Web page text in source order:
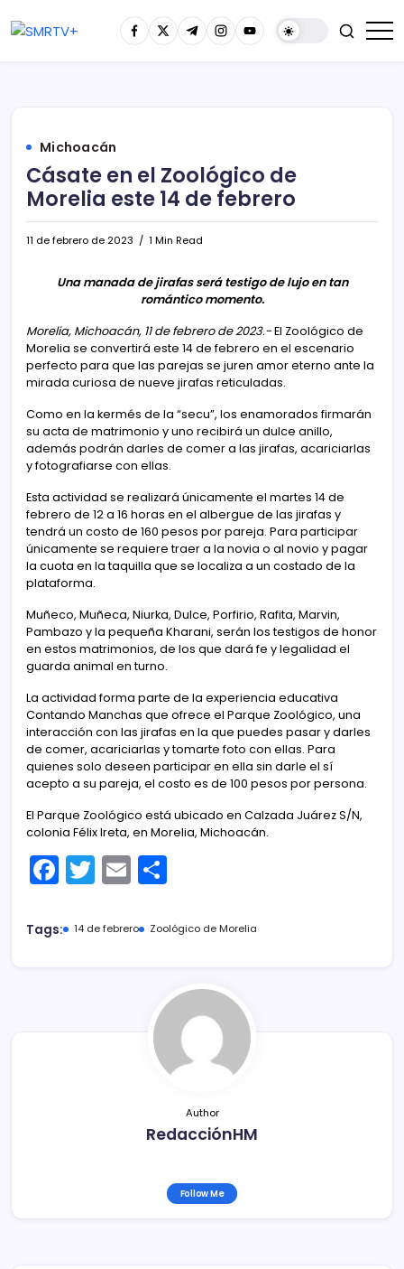
Michoacán
Cásate en el Zoológico de
Morelia este 14 de febrero
11 de febrero de 2023 1 Min Read
Una manada de jirafas será testigo de lujo en tan
romántico momento.
Morelia, Michoacán, 11 de febrero de 2023.-El Zoológico de
Morelia se convertirá este 14 de febrero en el escenario
perfecto para que las parejas se juren amor eterno ante la
mirada curiosa de nueve jirafas reticuladas.
Como en la kermés de la “secu”, los enamorados firmarán
su acta de matrimonio y uno recibirá un dulce anillo,
además podrán darles de comer a las jirafas, acariciarlas
y fotografiarse con ellas.
Esta actividad se realizará únicamente el martes 14 de
febrero de 12 a 16 horas en el albergue de las jirafas y
tendrá un costo de 160 pesos por pareja. Para participar
únicamente se requiere traer a la novia o al novio y pagar
la cuota en la taquilla que se localiza a un costado de la
plataforma.
Muñeco, Muñeca, Niurka, Dulce, Porfirio, Rafita, Marvin,
Pambazo y la pequeña Kharani, serán los testigos de honor
en estos matrimonios, de los que dará fe y legalidad el
guarda animal en turno.
La actividad forma parte de la experiencia educativa
Contando Manchas que ofrece el Parque Zoológico, una
interacción con las jirafas en la que puedes pasar y darles
de comer, acariciarlas y tomarte foto con ellas. Para
quienes solo deseen participar en ella sin darle el sí
acepto a su pareja, el costo es de 100 pesos por persona.
El Parque Zoológico está ubicado en Calzada Juárez S/N,
colonia Félix Ireta, en Morelia, Michoacán.
F
a
c
T
w
itt
E
m
ai m
ar
tir
Tags: 14 de febrero Zoológico de Morelia
Author
RedacciónHM
Follow Me